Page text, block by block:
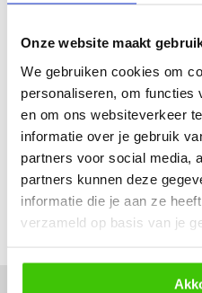
Onze website maakt
We gebruiken cookies om
personaliseren, om functies
en om ons websiteverkeer
informatie over je gebruik
partners voor social media,
partners kunnen deze
informatie die je aan ze
verzameld op basis van je
Productomschrijving
Specificaties
Reviews
Delen